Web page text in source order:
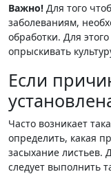
Важно! Для того
заболеваниям,
обработки. Для
опрыскивать
Если
Часто возникает
определить, какая
засыхание листьев.
следует выполнить